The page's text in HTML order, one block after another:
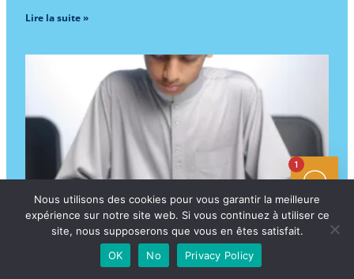
Lire la suite »
Apprendre l’arabe et renforcer son
identité musulmane à l’ère numérique :
immersion en arabe, compréhension du
Nous utilisons des cookies pour vous garantir la meilleure
expérience sur notre site web. Si vous continuez à utiliser ce
site, nous supposerons que vous en êtes satisfait.
OK
No Privacy Policy
1